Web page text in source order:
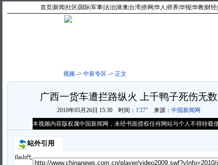
首页新闻 社区 国际军事法治港澳 台湾侨网 华人 侨界华报 华教 财经
视频 -> 中新专区 -> 正文
广西一货车遭拦路纵火 上千鸭子死伤无数
2010年05月26日 15:30 时间： 1'27" 来源： 中国新闻网
本视频内容版权属中国新闻网，未经书面授权任何网站与个人不得转载
站外引用
flash代